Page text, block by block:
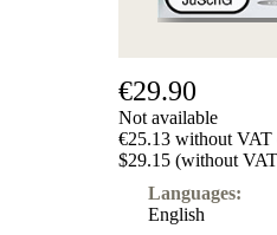
€29.90
Not available
€25.13 without VAT
$29.15 (without
Languages:
English